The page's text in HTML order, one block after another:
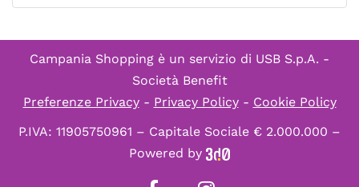
Campania Shopping è un servizio di USB S.p.A. -
Società Benefit
Preferenze Privacy- Privacy Policy- Cookie Policy
P.IVA: 11905750961 – Capitale Sociale € 2.000.000 –
Powered by